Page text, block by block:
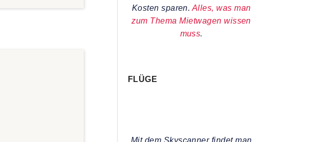
Kosten sparen. Alles, was man
zum Thema Mietwagen wissen
muss.
FLÜGE
Mit dem Skyscanner findet man